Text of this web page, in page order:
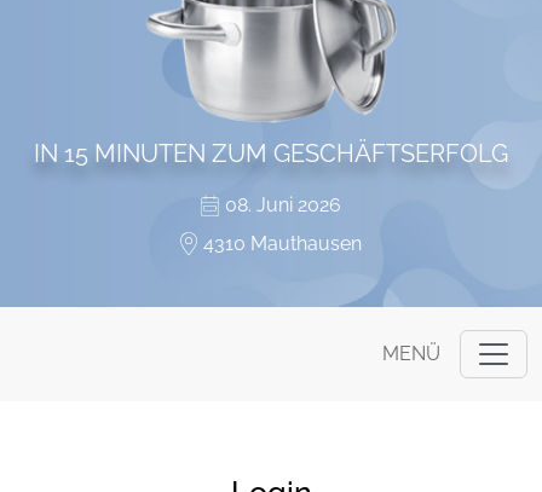
IN 15 MINUTEN ZUM GESCHÄFTSERFOLG
08. Juni 2026
4310 Mauthausen
MENÜ